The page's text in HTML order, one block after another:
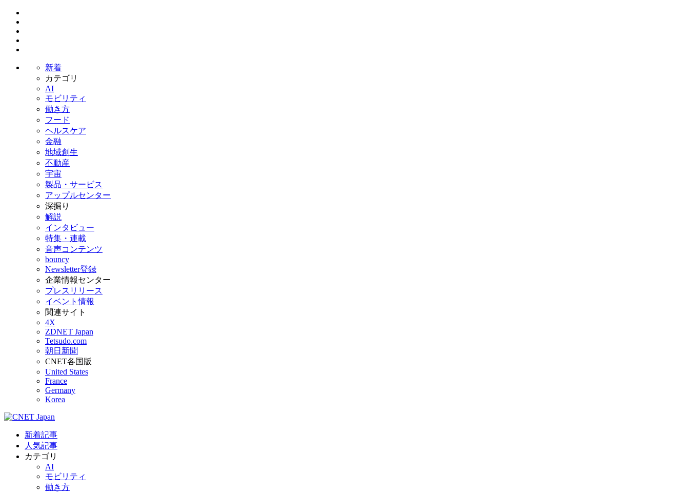
新着
カテゴリ
AI
モビリティ
働き方
フード
ヘルスケア
金融
地域創生
不動産
宇宙
製品・サービス
アップルセンター
深掘り
解説
インタビュー
特集・連載
音声コンテンツ
bouncy
Newsletter登録
企業情報センター
プレスリリース
イベント情報
関連サイト
4X
ZDNET Japan
Tetsudo.com
朝日新聞
CNET各国版
United States
France
Germany
Korea
新着記事
人気記事
カテゴリ
AI
モビリティ
働き方